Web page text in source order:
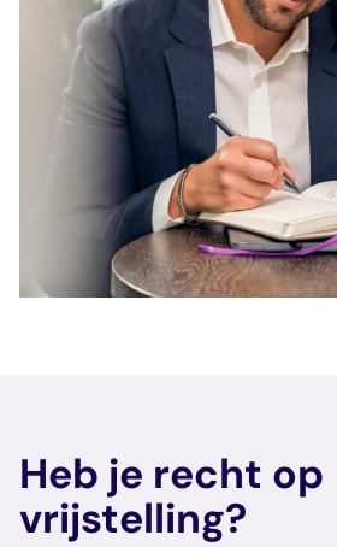
Heb je recht op
vrijstelling?